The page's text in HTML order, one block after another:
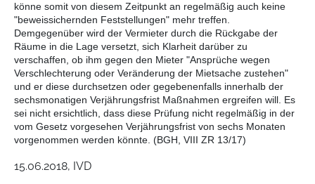
könne somit von diesem Zeitpunkt an regelmäßig auch keine
"beweissichernden Feststellungen" mehr treffen.
Demgegenüber wird der Vermieter durch die Rückgabe der
Räume in die Lage versetzt, sich Klarheit darüber zu
verschaffen, ob ihm gegen den Mieter "Ansprüche wegen
Verschlechterung oder Veränderung der Mietsache zustehen"
und er diese durchsetzen oder gegebenenfalls innerhalb der
sechsmonatigen Verjährungsfrist Maßnahmen ergreifen will. Es
sei nicht ersichtlich, dass diese Prüfung nicht regelmäßig in der
vom Gesetz vorgesehen Verjährungsfrist von sechs Monaten
vorgenommen werden könnte. (BGH, VIII ZR 13/17)
15.06.2018, IVD